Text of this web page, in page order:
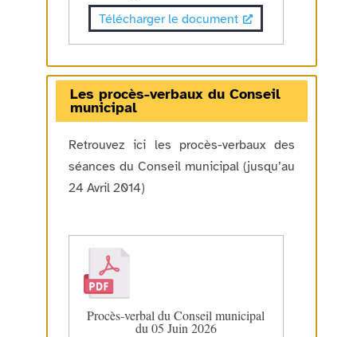
Télécharger le document
Les procès-verbaux du Conseil
municipal
Retrouvez ici les procès-verbaux des
séances du Conseil municipal (jusqu’au
24 Avril 2014)
Procès-verbal du Conseil municipal
du 05 Juin 2026